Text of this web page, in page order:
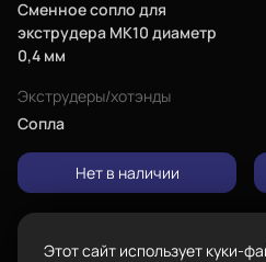
Сменное сопло для
экструдера МК10 диаметр
0,4 мм
Экструдеры/хотэнды
Сопла
Нет в наличии
Каталог
Сопутствующие товары
Комплектующие
Адрес
ул.Проезжая дом 9а
Режим работы
Пн-Вс с 10:00 до 18:00
Задать вопрос
Этот сайт использует куки-